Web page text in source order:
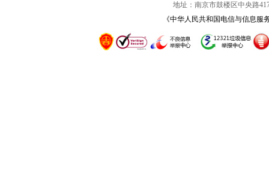
地址：南京市鼓楼区中央路
《中华人民共和国电信与信息服